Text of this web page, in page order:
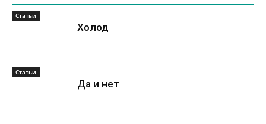
Статьи
Холод
Статьи
Да и нет